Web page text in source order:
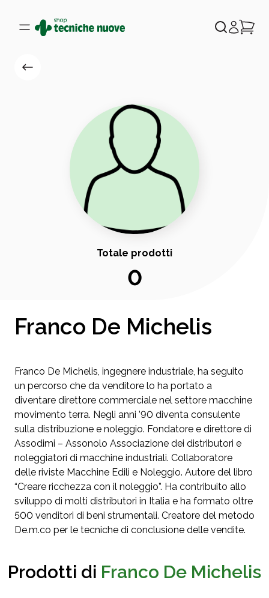
Totale prodotti
0
Franco De Michelis
Franco De Michelis, ingegnere industriale, ha seguito
un percorso che da venditore lo ha portato a
diventare direttore commerciale nel settore macchine
movimento terra. Negli anni ’90 diventa consulente
sulla distribuzione e noleggio. Fondatore e direttore di
Assodimi – Assonolo Associazione dei distributori e
noleggiatori di macchine industriali. Collaboratore
delle riviste Macchine Edili e Noleggio. Autore del libro
“Creare ricchezza con il noleggio”. Ha contribuito allo
sviluppo di molti distributori in Italia e ha formato oltre
500 venditori di beni strumentali. Creatore del metodo
De.m.co per le tecniche di conclusione delle vendite.
Prodotti di Franco De Michelis